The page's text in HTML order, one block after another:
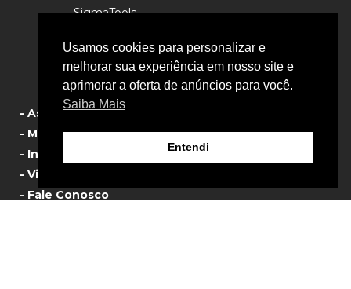
- SigmaTools
- Política de Privacidade
- Assistência Técnica
- Manual de Produtos
- Informativos
- Vista Explodida
- Fale Conosco
Usamos cookies para personalizar e
melhorar sua experiência em nosso site e
aprimorar a oferta de anúncios para você.
Saiba Mais
Entendi